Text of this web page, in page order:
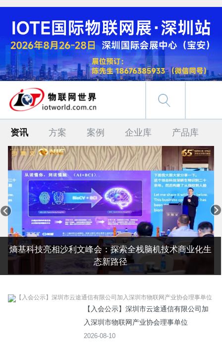
资讯 方案 案例 企业库 产品库
熵基科技亮相沙利文峰会：探索全栈脑机技术商业化生
态新路径
 
【入会公示】深圳市云途通信有限公司加
入深圳市物联网产业协会理事单位
2026-08-10